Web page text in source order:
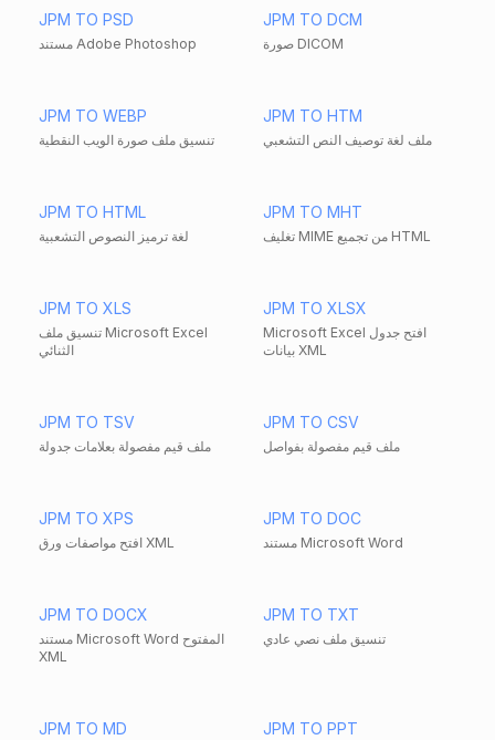
JPM TO PSD
مستند Adobe Photoshop
JPM TO DCM
صورة DICOM
JPM TO WEBP
تنسيق ملف صورة الويب النقطية
JPM TO HTM
ملف لغة توصيف النص التشعبي
JPM TO HTML
لغة ترميز النصوص التشعبية
JPM TO MHT
تغليف MIME من تجميع HTML
JPM TO XLS
تنسيق ملف Microsoft Excel
الثنائي
JPM TO XLSX
Microsoft Excel افتح جدول
بيانات XML
JPM TO TSV
ملف قيم مفصولة بعلامات جدولة
JPM TO CSV
ملف قيم مفصولة بفواصل
JPM TO XPS
افتح مواصفات ورق XML
JPM TO DOC
مستند Microsoft Word
JPM TO DOCX
مستند Microsoft Word المفتوح
XML
JPM TO TXT
تنسيق ملف نصي عادي
JPM TO MD JPM TO PPT